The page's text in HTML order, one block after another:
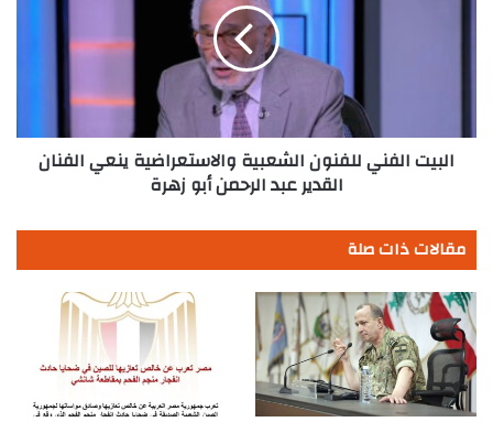
عبد
الرحمن
البيت الفني للفنون الشعبية والاستعراضية ينعي الفنان
القدير عبد الرحمن أبو زهرة
مقالات ذات صلة